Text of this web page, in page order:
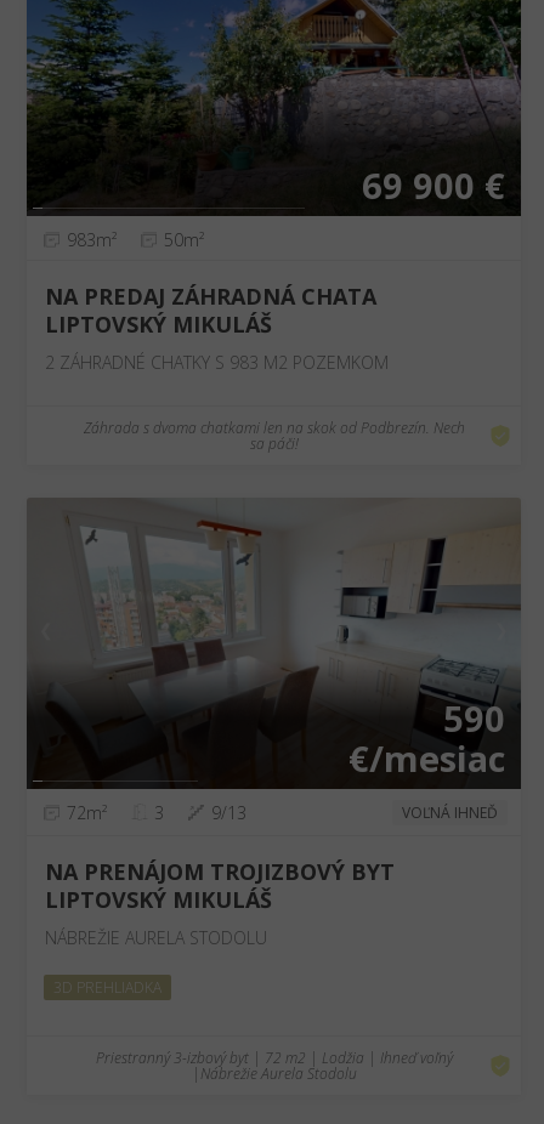
❮ ❯
69 900 €
983m² 50m²
NA PREDAJ ZÁHRADNÁ CHATA
LIPTOVSKÝ MIKULÁŠ
2 ZÁHRADNÉ CHATKY S 983 M2 POZEMKOM
Záhrada s dvoma chatkami len na skok od Podbrezín. Nech
sa páči!
590
€/mesiac
72m² 3 9/13 VOĽNÁ IHNEĎ
NA PRENÁJOM TROJIZBOVÝ BYT
LIPTOVSKÝ MIKULÁŠ
NÁBREŽIE AURELA STODOLU
3D PREHLIADKA
Priestranný 3-izbový byt | 72 m2 | Lodžia | Ihneď voľný
|Nábrežie Aurela Stodolu